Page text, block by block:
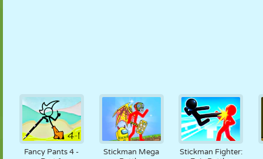
Fancy Pants 4 -
Stickman Mega
Stickman Fighter: